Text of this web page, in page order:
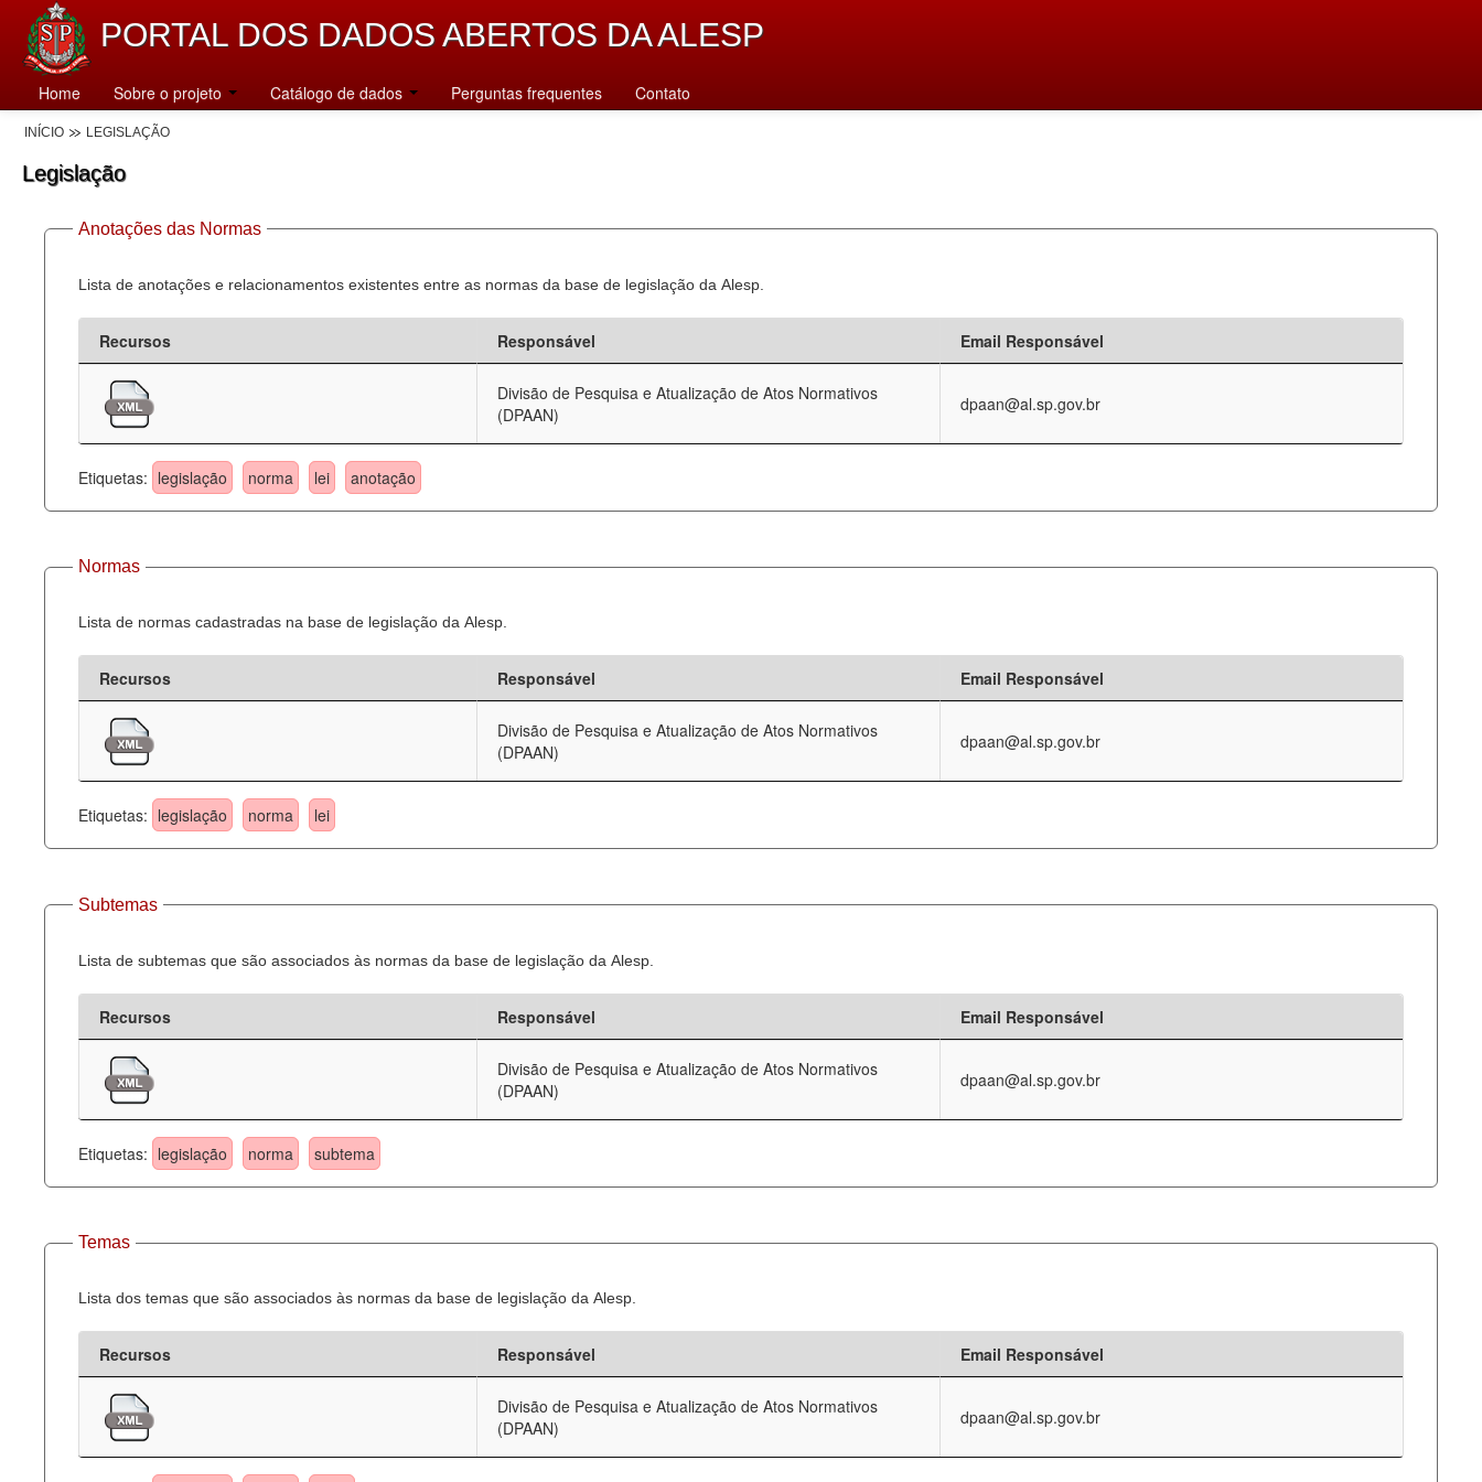
PORTAL DOS DADOS ABERTOS DA ALESP
Home Sobre o projeto Catálogo de dados Perguntas frequentes Contato
INÍCIO LEGISLAÇÃO
Legislação
Anotações das Normas
Lista de anotações e relacionamentos existentes entre as normas da base de legislação da Alesp.
Recursos Responsável Email Responsável
Divisão de Pesquisa e Atualização de Atos Normativos
(DPAAN)
dpaan@al.sp.gov.br
Etiquetas: legislação norma lei anotação
Normas
Lista de normas cadastradas na base de legislação da Alesp.
Recursos Responsável Email Responsável
Divisão de Pesquisa e Atualização de Atos Normativos
(DPAAN)
dpaan@al.sp.gov.br
Etiquetas: legislação norma lei
Subtemas
Lista de subtemas que são associados às normas da base de legislação da Alesp.
Recursos Responsável Email Responsável
Divisão de Pesquisa e Atualização de Atos Normativos
(DPAAN)
dpaan@al.sp.gov.br
Etiquetas: legislação norma subtema
Temas
Lista dos temas que são associados às normas da base de legislação da Alesp.
Recursos Responsável Email Responsável
Divisão de Pesquisa e Atualização de Atos Normativos
(DPAAN)
dpaan@al.sp.gov.br